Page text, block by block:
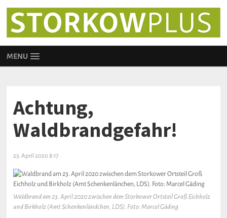
MENU
Achtung,
Waldbrandgefahr!
23. April 2020 8:17
Waldbrand am 23. April 2020 zwischen dem Storkower Ortsteil Groß Eichholz
und Birkholz (Amt Schenkenländchen, LDS). Foto: Marcel Gäding